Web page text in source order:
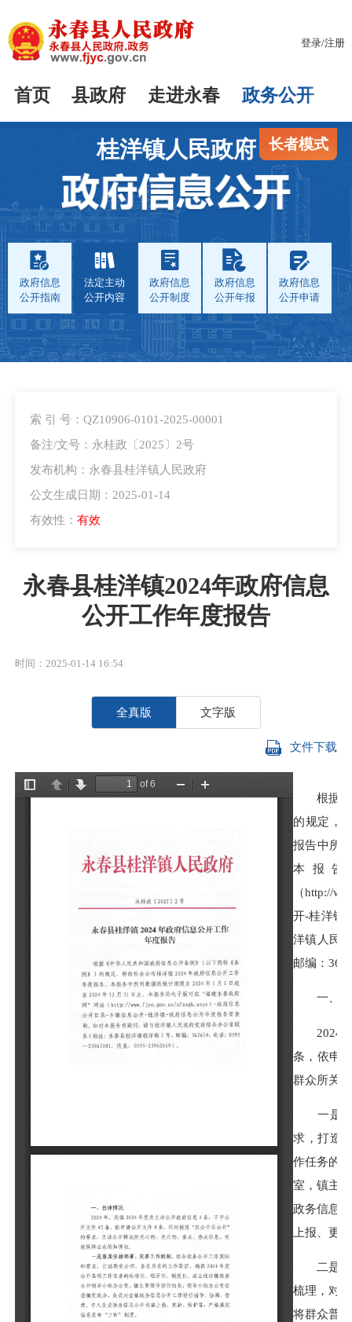
登录/注册
首页 县政府 走进永春 政务公开
长者模式
桂洋镇人民政府
政府信息
公开指南
法定主动
公开内容
政府信息
公开制度
政府信息
公开年报
政府信息
公开申请
索 引 号：QZ10906-0101-2025-00001
备注/文号：永桂政〔2025〕2号
发布机构：永春县桂洋镇人民政府
公文生成日期：2025-01-14
有效性： 有效
永春县桂洋镇2024年政府信息
公开工作年度报告
时间：2025-01-14 16:54
全真版 文字版
文件下载
根据
的规定 ，
报告中所
本报
（http://
开-桂洋镇
洋镇 人民
邮编：
一、
2024
条，依申
群众所关
一是落
求，打造
作任务的
室，镇主
政务信息
上报、更
二是加
梳理，对
将群众普